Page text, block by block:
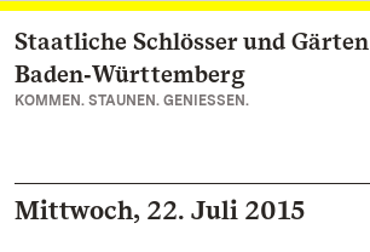
Zum Hauptinhalt springen
Staatliche Schlösser und Gärten
Baden‑Württemberg
KOMMEN. STAUNEN. GENIESSEN.
Mittwoch, 22. Juli 2015